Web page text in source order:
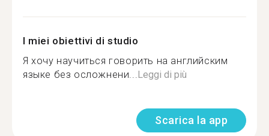
I miei obiettivi di studio
Я хочу научиться говорить на английским
языке без осложнени...Leggi di più
Scarica la app